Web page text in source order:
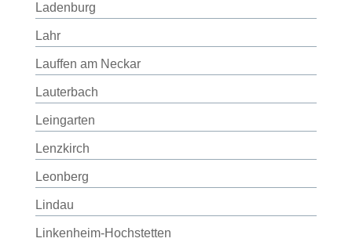
Ladenburg
Lahr
Lauffen am Neckar
Lauterbach
Leingarten
Lenzkirch
Leonberg
Lindau
Linkenheim-Hochstetten